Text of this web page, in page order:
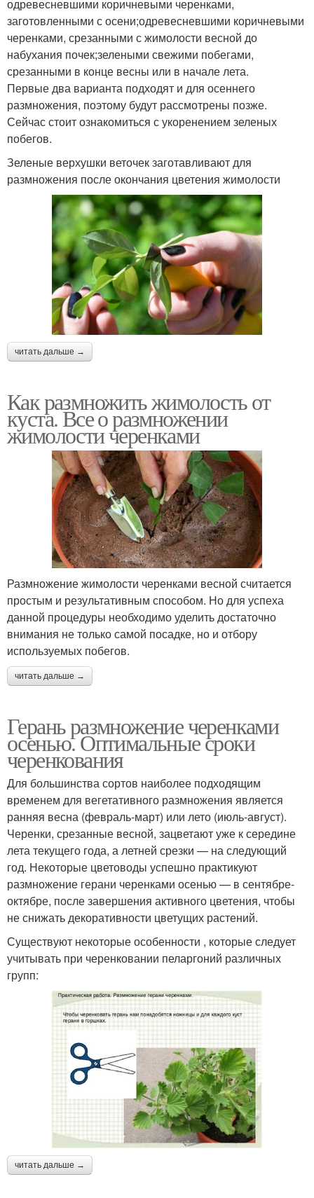
одревесневшими коричневыми черенками,
заготовленными с осени;одревесневшими коричневыми
черенками, срезанными с жимолости весной до
набухания почек;зелеными свежими побегами,
срезанными в конце весны или в начале лета.
Первые два варианта подходят и для осеннего
размножения, поэтому будут рассмотрены позже.
Сейчас стоит ознакомиться с укоренением зеленых
побегов.
Зеленые верхушки веточек заготавливают для
размножения после окончания цветения жимолости
читать дальше →
Как размножить жимолость от
куста. Все о размножении
жимолости черенками
Размножение жимолости черенками весной считается
простым и результативным способом. Но для успеха
данной процедуры необходимо уделить достаточно
внимания не только самой посадке, но и отбору
используемых побегов.
читать дальше →
Герань размножение черенками
осенью. Оптимальные сроки
черенкования
Для большинства сортов наиболее подходящим
временем для вегетативного размножения является
ранняя весна (февраль-март) или лето (июль-август).
Черенки, срезанные весной, зацветают уже к середине
лета текущего года, а летней срезки — на следующий
год. Некоторые цветоводы успешно практикуют
размножение герани черенками осенью — в сентябре-
октябре, после завершения активного цветения, чтобы
не снижать декоративности цветущих растений.
Существуют некоторые особенности , которые следует
учитывать при черенковании пеларгоний различных
групп:
читать дальше →